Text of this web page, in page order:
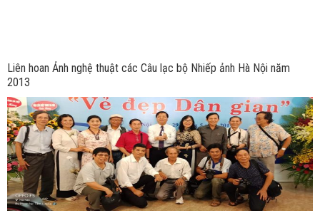
Liên hoan Ảnh nghệ thuật các Câu lạc bộ Nhiếp ảnh Hà Nội năm
2013